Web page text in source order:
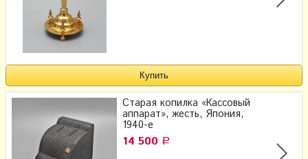
Старая копилка «Кассовый
аппарат», жесть, Япония,
1940-е
14 500 Р